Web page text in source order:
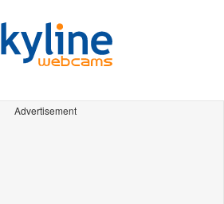
Advertisement